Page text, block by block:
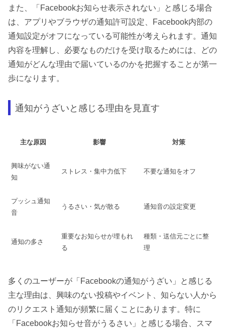
また、「Facebookお知らせ表示されない」と感じる場合
は、アプリやブラウザの通知許可設定、Facebook内部の
通知設定がオフになっている可能性が考えられます。通知
内容を理解し、必要なものだけを受け取るためには、どの
通知がどんな理由で届いているのかを把握することが第一
歩になります。
通知がうざいと感じる理由を見直す
主な原因 影響 対策
興味がない通
知
ストレス・集中力低下 不要な通知をオフ
プッシュ通知
音
うるさい・気が散る 通知音の設定変更
通知の多さ
重要なお知らせが埋もれ
る
種類・送信元ごとに整
理
多くのユーザーが「Facebookの通知がうざい」と感じる
主な理由は、興味のない投稿やイベント、知らない人から
のリクエスト通知が頻繁に届くことにあります。特に
「Facebookお知らせ音がうるさい」と感じる場合、スマ